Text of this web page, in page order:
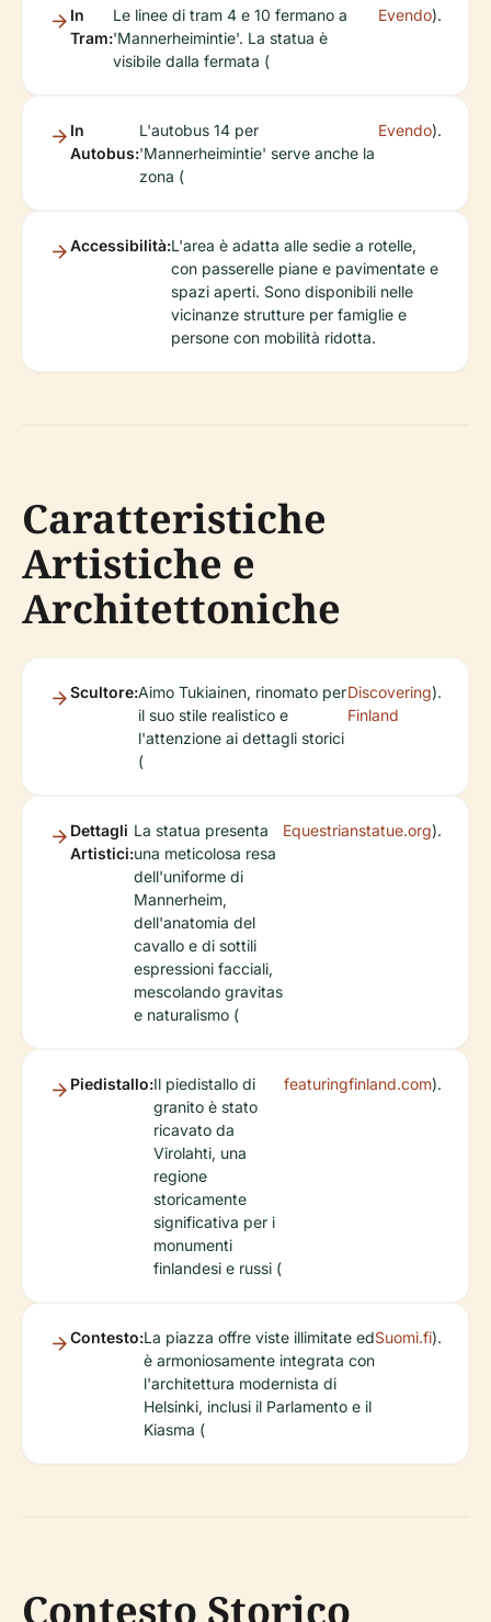
In
Tram:
Le linee di tram 4 e 10 fermano a
'Mannerheimintie'. La statua è
visibile dalla fermata (
Evendo).
In
Autobus:
L'autobus 14 per
'Mannerheimintie' serve anche la
zona (
Evendo).
Accessibilità:L'area è adatta alle sedie a rotelle,
con passerelle piane e pavimentate e
spazi aperti. Sono disponibili nelle
vicinanze strutture per famiglie e
persone con mobilità ridotta.
Caratteristiche
Artistiche e
Architettoniche
Scultore:Aimo Tukiainen, rinomato per
il suo stile realistico e
l'attenzione ai dettagli storici
(
Discovering
Finland
).
Dettagli
Artistici:
La statua presenta
una meticolosa resa
dell'uniforme di
Mannerheim,
dell'anatomia del
cavallo e di sottili
espressioni facciali,
mescolando gravitas
e naturalismo (
Equestrianstatue.org).
Piedistallo:Il piedistallo di
granito è stato
ricavato da
Virolahti, una
regione
storicamente
significativa per i
monumenti
finlandesi e russi (
featuringfinland.com).
Contesto:La piazza offre viste illimitate ed
è armoniosamente integrata con
l'architettura modernista di
Helsinki, inclusi il Parlamento e il
Kiasma (
Suomi.fi).
Contesto Storico